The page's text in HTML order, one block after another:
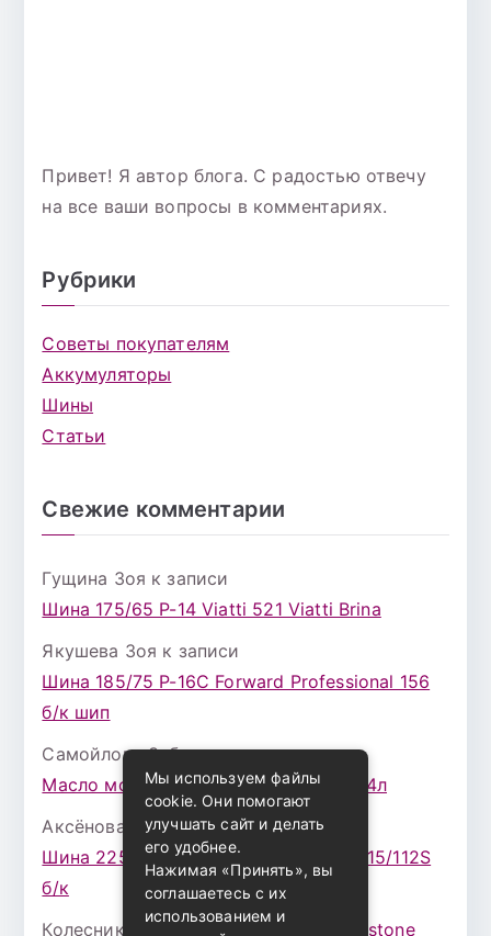
Привет! Я автор блога. С радостью отвечу
на все ваши вопросы в комментариях.
Рубрики
Советы покупателям
Аккумуляторы
Шины
Статьи
Свежие комментарии
Гущина Зоя к записи
Шина 175/65 Р-14 Viatti 521 Viatti Brina
Якушева Зоя к записи
Шина 185/75 Р-16С Forward Professional 156
б/к шип
Самойлова Забавак записи
Масло моторное ZIC X7 (A+) 10W30 4л
Аксёнова Адельк записи
Шина 225/75 Р-16 Nokian Rotiva HT 115/112S
б/к
Колесникова Аурикак записи Bridgestone
Мы используем файлы
cookie. Они помогают
улучшать сайт и делать
его удобнее.
Нажимая «Принять», вы
соглашаетесь с их
использованием и